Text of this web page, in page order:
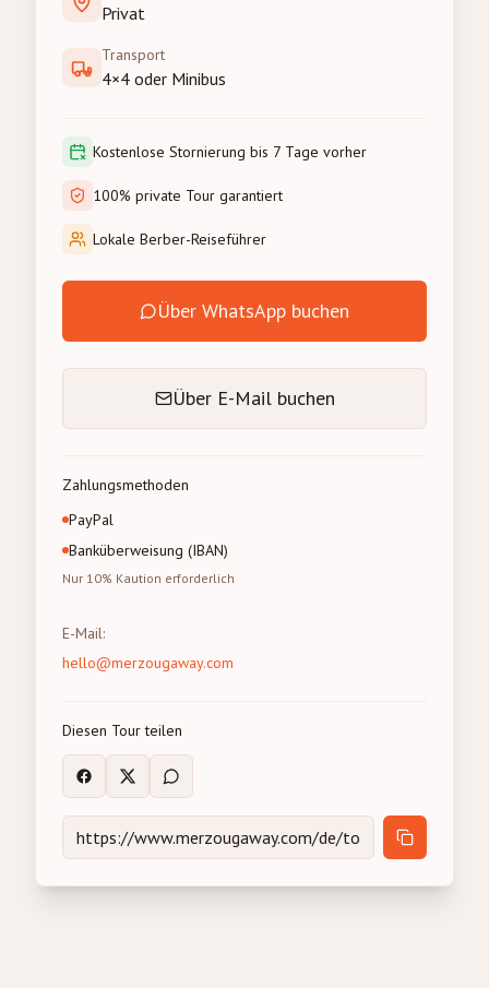
Privat
Transport
4×4 oder Minibus
Kostenlose Stornierung bis 7 Tage vorher
100% private Tour garantiert
Lokale Berber-Reiseführer
Über WhatsApp buchen
Über E-Mail buchen
Zahlungsmethoden
PayPal
Banküberweisung (IBAN)
Nur 10% Kaution erforderlich
E-Mail:
hello@merzougaway.com
Diesen Tour teilen